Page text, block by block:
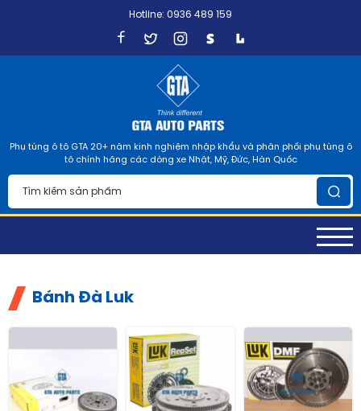
Hotline: 0936 489 159
Phụ tùng ô tô GTA 20+ năm kinh nghiệm nhập khẩu và phân phối phụ tùng ô
tô chính hãng các dòng xe Nhật, Mỹ, Đức, Hàn Quốc
Bánh Đà Luk